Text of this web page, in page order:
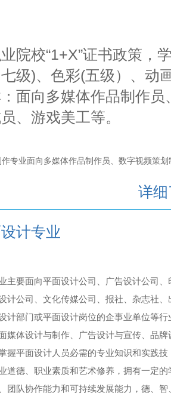
院校“1+X”证书政策，
级)、色彩(五级）、动
面向多媒体作品制作
、游戏美工等。
专业面向多媒体作品制作员、数字视频策
详
计专业
主要面向平面设计公司、广告设计公司、
计公司、文化传媒公司、报社、杂志社、
计部门或平面设计岗位的企事业单位等行
媒体设计与制作、广告设计与宣传、品牌
握平面设计人员必需的专业知识和实践技
道德、职业素质和艺术修养，拥有一定的
团队协作能力和可持续发展能力，德、智